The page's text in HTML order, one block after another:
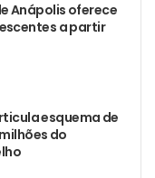
Anápolis oferece
a partir
esquema de
do